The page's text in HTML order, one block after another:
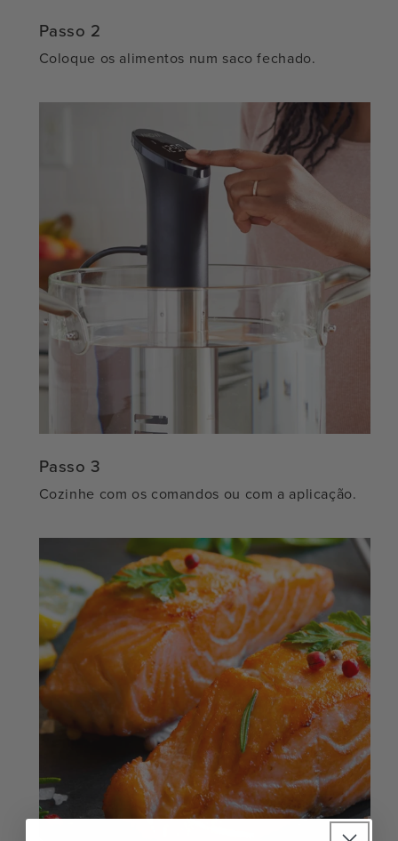
Passo 2
Coloque os alimentos num saco fechado.
Passo 3
Cozinhe com os comandos ou com a aplicação.